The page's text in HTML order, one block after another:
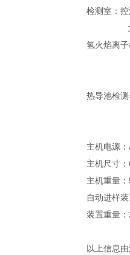
检测室：
大于
氢火焰离
热导池检
主机电源
主机尺寸
主机重量
自动进样
装置重量
以上信息